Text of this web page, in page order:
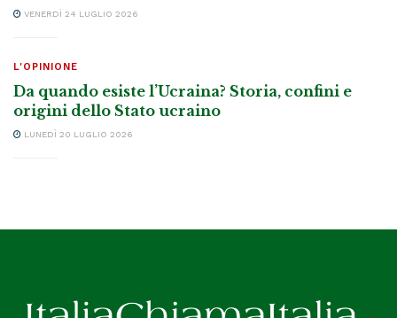
VENERDÌ 24 LUGLIO 2026
L'OPINIONE
Da quando esiste l’Ucraina? Storia, confini e
origini dello Stato ucraino
LUNEDÌ 20 LUGLIO 2026